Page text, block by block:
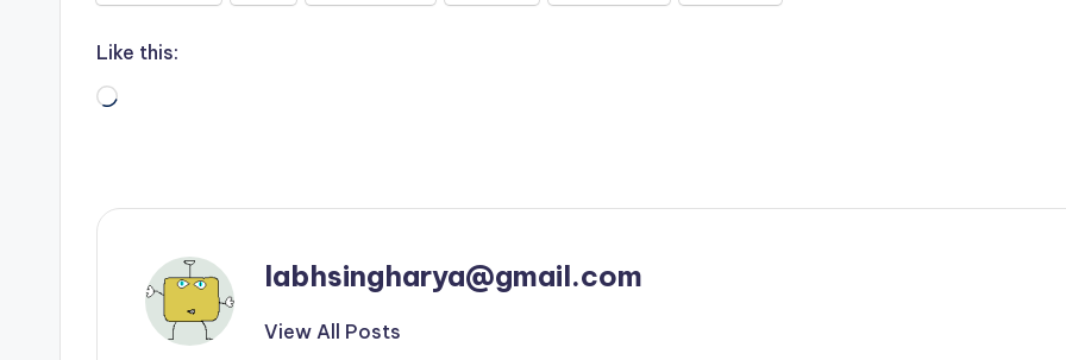
Like this:
Loading…
labhsingharya@gmail.com
View All Posts